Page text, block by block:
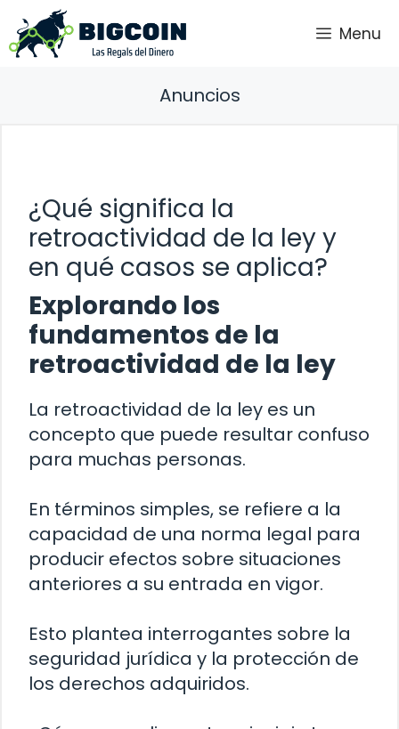
Saltar
al
contenido
Menu
Anuncios
¿Qué significa la
retroactividad de la ley y
en qué casos se aplica?
Explorando los
fundamentos de la
retroactividad de la ley
La retroactividad de la ley es un
concepto que puede resultar confuso
para muchas personas.
En términos simples, se refiere a la
capacidad de una norma legal para
producir efectos sobre situaciones
anteriores a su entrada en vigor.
Esto plantea interrogantes sobre la
seguridad jurídica y la protección de
los derechos adquiridos.